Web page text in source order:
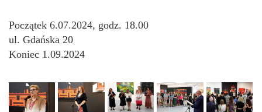
Początek 6.07.2024, godz. 18.00
ul. Gdańska 20
Koniec 1.09.2024